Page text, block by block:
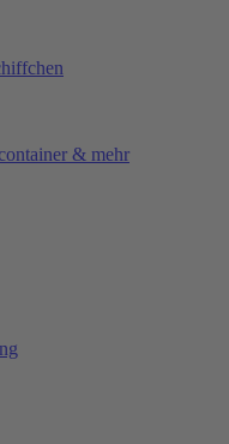
& mehr